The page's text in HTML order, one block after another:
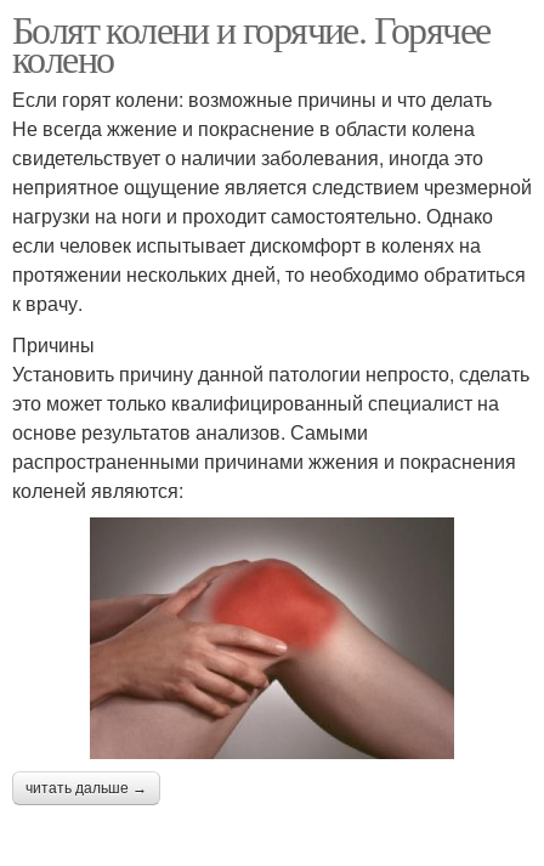
Болят колени и горячие. Горячее
колено
Если горят колени: возможные причины и что делать
Не всегда жжение и покраснение в области колена
свидетельствует о наличии заболевания, иногда это
неприятное ощущение является следствием чрезмерной
нагрузки на ноги и проходит самостоятельно. Однако
если человек испытывает дискомфорт в коленях на
протяжении нескольких дней, то необходимо обратиться
к врачу.
Причины
Установить причину данной патологии непросто, сделать
это может только квалифицированный специалист на
основе результатов анализов. Самыми
распространенными причинами жжения и покраснения
коленей являются:
читать дальше →